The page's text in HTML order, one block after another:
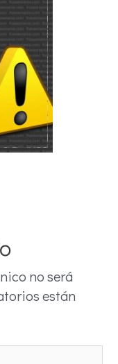
no será
están